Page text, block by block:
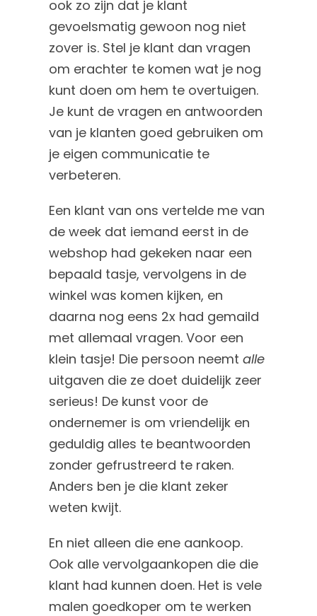
ook zo zijn dat je klant
gevoelsmatig gewoon nog niet
zover is. Stel je klant dan vragen
om erachter te komen wat je nog
kunt doen om hem te overtuigen.
Je kunt de vragen en antwoorden
van je klanten goed gebruiken om
je eigen communicatie te
verbeteren.
Een klant van ons vertelde me van
de week dat iemand eerst in de
webshop had gekeken naar een
bepaald tasje, vervolgens in de
winkel was komen kijken, en
daarna nog eens 2x had gemaild
met allemaal vragen. Voor een
klein tasje! Die persoon neemt alle
uitgaven die ze doet duidelijk zeer
serieus! De kunst voor de
ondernemer is om vriendelijk en
geduldig alles te beantwoorden
zonder gefrustreerd te raken.
Anders ben je die klant zeker
weten kwijt.
En niet alleen die ene aankoop.
Ook alle vervolgaankopen die die
klant had kunnen doen. Het is vele
malen goedkoper om te werken